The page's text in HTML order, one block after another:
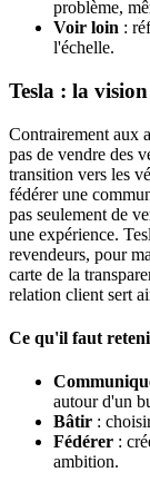
problème,
Voir loin :
l'échelle.
Tesla : la
Contrairement aux
pas de vendre des
transition vers les
fédérer une
pas seulement de
une expérience.
revendeurs, pour
carte de la
relation client sert
Ce qu'il faut
autour d'un
Bâtir :
Fédérer :
ambition.